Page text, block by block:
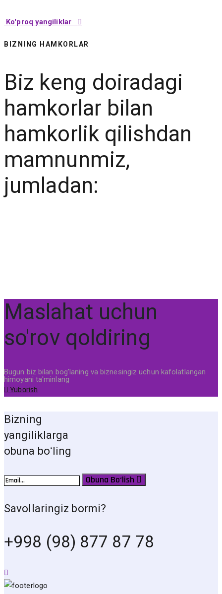
Ko'proq yangiliklar
BIZNING HAMKORLAR
Biz keng doiradagi
hamkorlar bilan
hamkorlik qilishdan
mamnunmiz,
jumladan:
Maslahat uchun
so'rov qoldiring
Bugun biz bilan bog'laning va biznesingiz uchun kafolatlangan
himoyani ta'minlang
Yuborish
Bizning
yangiliklarga
obuna boʻling
Obuna Bo‘lish
Savollaringiz bormi?
+998 (98) 877 87 78